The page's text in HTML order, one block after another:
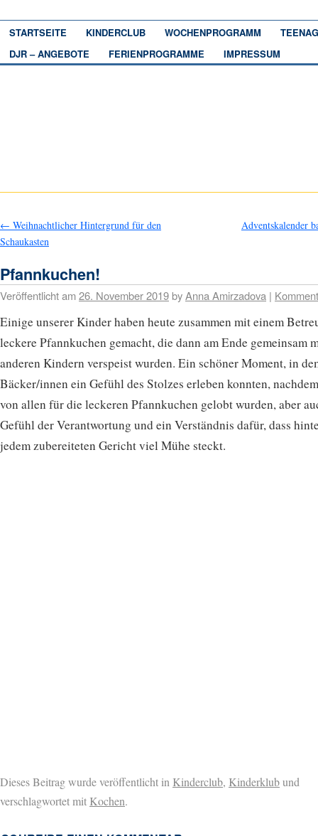
STARTSEITE KINDERCLUB WOCHENPROGRAMM
DJR – ANGEBOTE
FERIENPROGRAMME IMPRESSUM
← Weihnachtlicher Hintergrund für den
Schaukasten
Adventskalender
Pfannkuchen!
Veröffentlicht am26. November 2019byAnna Amirzadova |
Einige unserer Kinder haben heute zusammen mit einem
leckere Pfannkuchen gemacht, die dann am Ende gemeinsam
anderen Kindern verspeist wurden. Ein schöner Moment, in
Bäcker/innen ein Gefühl des Stolzes erleben konnten,
von allen für die leckeren Pfannkuchen gelobt wurden, aber
Gefühl der Verantwortung und ein Verständnis dafür, dass
jedem zubereiteten Gericht viel Mühe steckt.
Dieses Beitrag wurde veröffentlicht in Kinderclub, Kinderklubund
verschlagwortet mit Kochen.